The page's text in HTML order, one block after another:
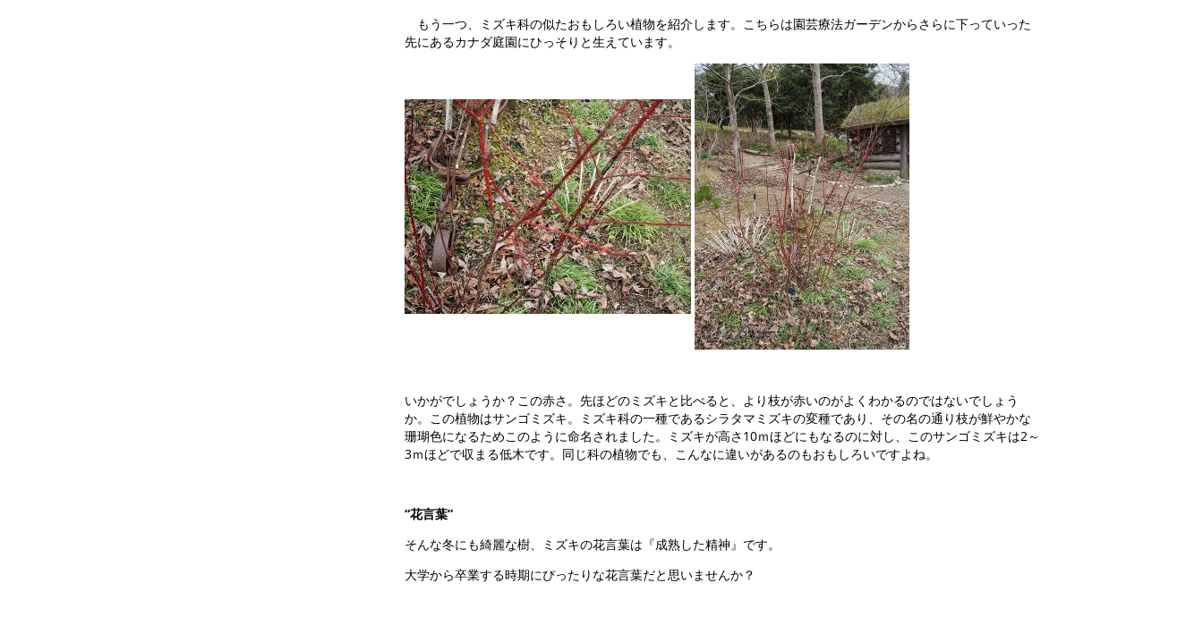
もう一つ、ミズキ科の似たおもしろい植物を紹介します。こちらは園芸療法ガーデンからさらに下っていった
先にあるカナダ庭園にひっそりと生えています。
いかがでしょうか？この赤さ。先ほどのミズキと比べると、より枝が赤いのがよくわかるのではないでしょう
か。この植物はサンゴミズキ。ミズキ科の一種であるシラタマミズキの変種であり、その名の通り枝が鮮やかな
珊瑚色になるためこのように命名されました。ミズキが高さ10ｍほどにもなるのに対し、このサンゴミズキは2～
3ｍほどで収まる低木です。同じ科の植物でも、こんなに違いがあるのもおもしろいですよね。
“花言葉”
そんな冬にも綺麗な樹、ミズキの花言葉は『成熟した精神』です。
大学から卒業する時期にぴったりな花言葉だと思いませんか？